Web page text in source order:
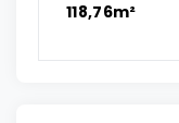
118,76m²